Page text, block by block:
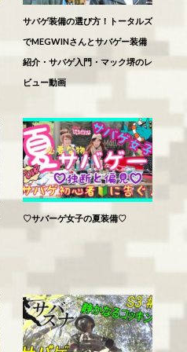
サバゲ装備の選び方！トータルズ
でMEGWINさんとサバゲー装備
紹介・サバゲ入門・マック堺のレ
ビュー動画
♡サバーゲ女子の夏装備♡